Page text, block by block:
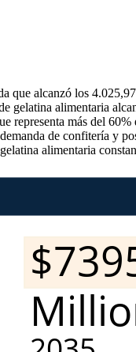
alcanzó los
alimentaria
más del
de confitería y
alimentaria